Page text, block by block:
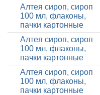
Алтея сироп, сироп
100 мл, флаконы,
пачки картонные
Алтея сироп, сироп
100 мл, флаконы,
пачки картонные
Алтея сироп, сироп
100 мл, флаконы,
пачки картонные